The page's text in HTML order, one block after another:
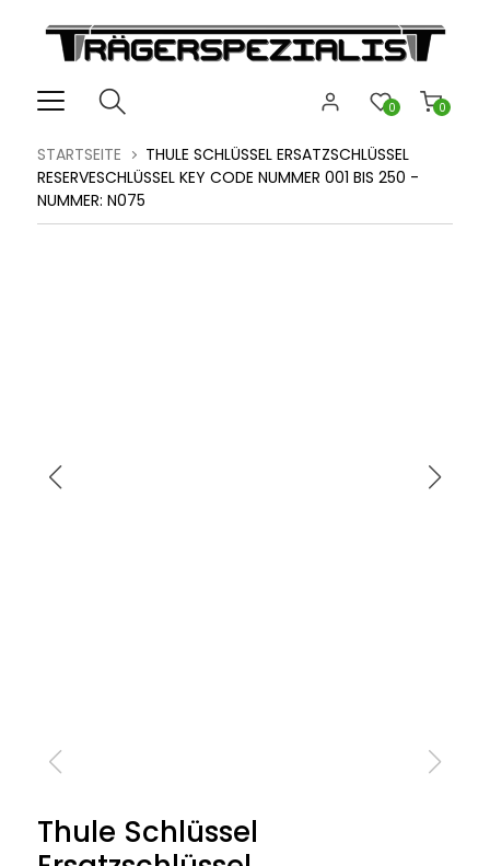
0
0
STARTSEITE
THULE SCHLÜSSEL ERSATZSCHLÜSSEL
RESERVESCHLÜSSEL KEY CODE NUMMER 001 BIS 250 -
NUMMER: N075
Thule Schlüssel